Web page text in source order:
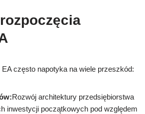
często napotyka na wiele przeszkód:
Rozwój architektury przedsiębiorstwa
inwestycji początkowych pod względem